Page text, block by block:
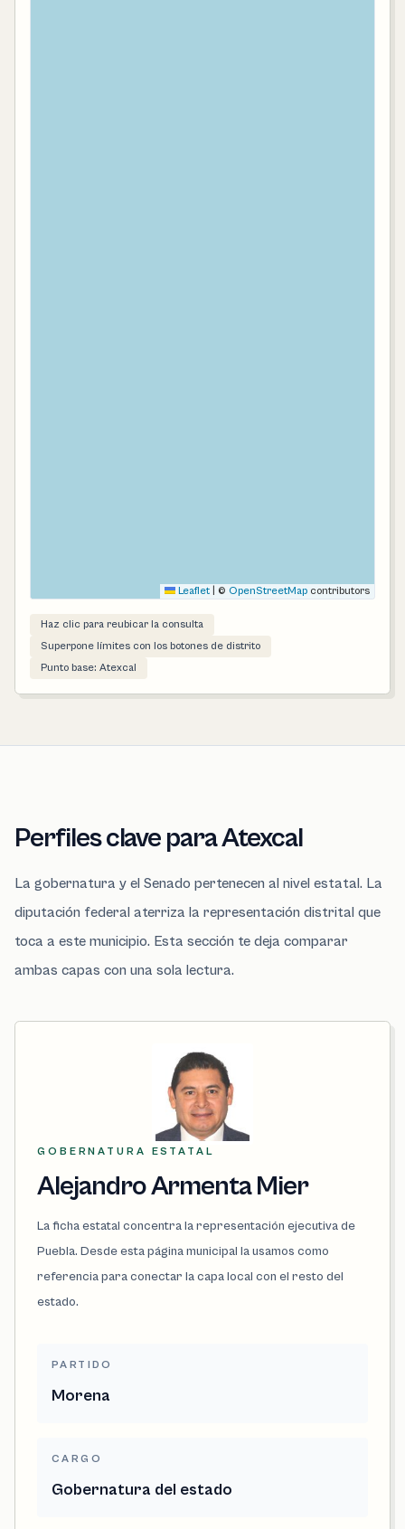
Leaflet © OpenStreetMap contributors
Haz clic para reubicar la consulta
Superpone límites con los botones de distrito
Punto base: Atexcal
Perfiles clave para Atexcal
La gobernatura y el Senado pertenecen al nivel estatal. La
diputación federal aterriza la representación distrital que
toca a este municipio. Esta sección te deja comparar
ambas capas con una sola lectura.
GOBERNATURA ESTATAL
Alejandro Armenta Mier
La ficha estatal concentra la representación ejecutiva de
Puebla. Desde esta página municipal la usamos como
referencia para conectar la capa local con el resto del
estado.
PARTIDO
Morena
CARGO
Gobernatura del estado